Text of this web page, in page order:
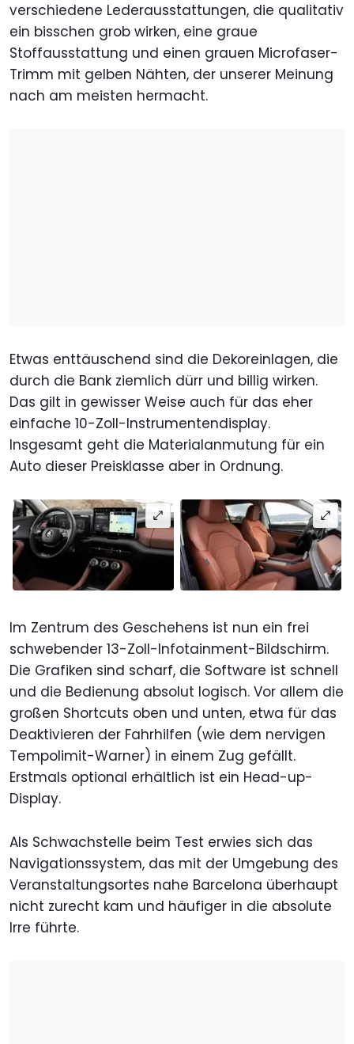
verschiedene Lederausstattungen, die qualitativ
ein bisschen grob wirken, eine graue
Stoffausstattung und einen grauen Microfaser-
Trimm mit gelben Nähten, der unserer Meinung
nach am meisten hermacht.
Etwas enttäuschend sind die Dekoreinlagen, die
durch die Bank ziemlich dürr und billig wirken.
Das gilt in gewisser Weise auch für das eher
einfache 10-Zoll-Instrumentendisplay.
Insgesamt geht die Materialanmutung für ein
Auto dieser Preisklasse aber in Ordnung.
Im Zentrum des Geschehens ist nun ein frei
schwebender 13-Zoll-Infotainment-Bildschirm.
Die Grafiken sind scharf, die Software ist schnell
und die Bedienung absolut logisch. Vor allem die
großen Shortcuts oben und unten, etwa für das
Deaktivieren der Fahrhilfen (wie dem nervigen
Tempolimit-Warner) in einem Zug gefällt.
Erstmals optional erhältlich ist ein Head-up-
Display.
Als Schwachstelle beim Test erwies sich das
Navigationssystem, das mit der Umgebung des
Veranstaltungsortes nahe Barcelona überhaupt
nicht zurecht kam und häufiger in die absolute
Irre führte.